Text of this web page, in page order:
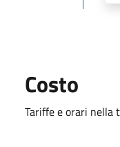
Costo
Tariffe e orari nella